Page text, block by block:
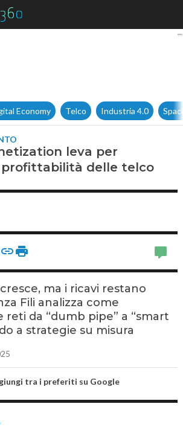
Indirect monetization leva
Economy Telco Industria 4.0
leva per
profittabilità delle telco
ma i ricavi restano
Fili analizza come
reti da “dumb pipe” a “smart
a strategie su misura
tra i preferiti su Google